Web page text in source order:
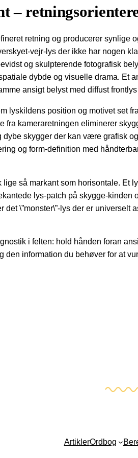
–
retning og producerer
vejr-lys der ikke har nogen
og skulpterende fotografisk
dybde og visuelle drama. Et
ansigt belyst med diffust
lyskildens position og motivet set
fra kameraretningen eliminerer
dybe skygger der kan være grafisk
og form-definition med
så markant som horisontale. Et
lys-patch på skygge-
det \”monster\”-lys der er
i felten: hold hånden foran
den information du behøver for at
ArtiklerOrdbog